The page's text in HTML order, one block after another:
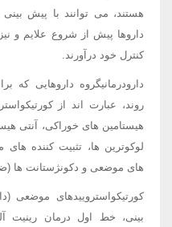
هستند، می توانند با پیش
داروها پیش از شروع علایم و
کنترل خود درآورند.
دارودرمانیگروه داروهایی که
روند، عبارت اند از
هیستامین های خوراکی، آنتی
لوکوترین ها، تثبیت کننده
های موضعی و دکونژستانت ها
کورتیکواستروییدهای موضعی
بینی، خط اول درمان رینیت